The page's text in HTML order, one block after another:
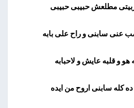
مطلعش حبيبى حبيبى
عنى سابنى و راح على بابه
هو و قلبه عايش و لاحبابه
ده كله سابنى اروح من ايده